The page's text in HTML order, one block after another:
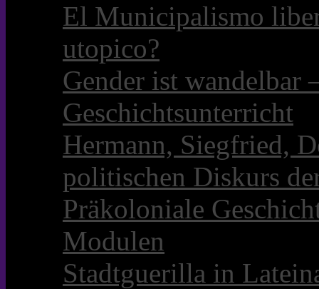
El Municipalismo
utopico?
Gender ist
Geschichtsunterricht
Hermann, Siegfried,
politischen Diskurs
Präkoloniale
Modulen
Stadtguerilla in